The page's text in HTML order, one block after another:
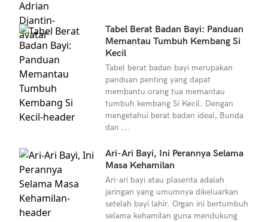
Tabel Berat Badan Bayi: Panduan
Memantau Tumbuh Kembang Si
Kecil
Tabel berat badan bayi merupakan
panduan penting yang dapat
membantu orang tua memantau
tumbuh kembang Si Kecil. Dengan
mengetahui berat badan ideal, Bunda
dan ...
Ari-Ari Bayi, Ini Perannya Selama
Masa Kehamilan
Ari-ari bayi atau plasenta adalah
jaringan yang umumnya dikeluarkan
setelah bayi lahir. Organ ini bertumbuh
selama kehamilan guna mendukung